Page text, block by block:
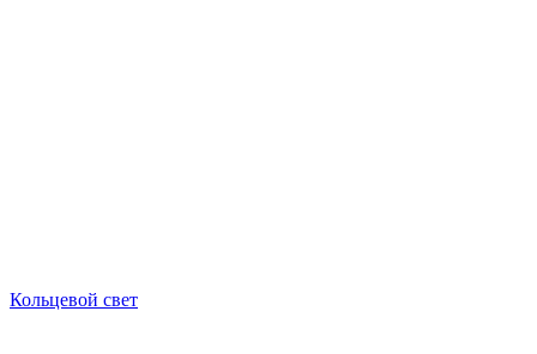
Кольцевой свет